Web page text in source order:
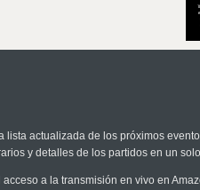
lista actualizada de los próximos
y detalles de los partidos en un
a la transmisión en vivo en